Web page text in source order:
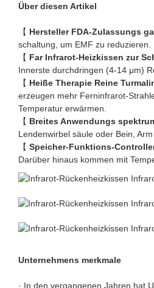
Über diesen Artikel
【 Hersteller FDA-Zulassungs
schaltung, um EMF zu reduzieren.
【 Far Infrarot-Heizkissen zur
Innerste durchdringen (4-14 μm)
【 Heiße Therapie Reine
erzeugen mehr Ferninfrarot-
Temperatur erwärmen.
【 Breites Anwendungs
Lendenwirbel säule oder Bein, Arm
【 Speicher-Funktions-
Darüber hinaus kommen mit
Unternehmens merkmale
· In den vergangenen Jahren hat